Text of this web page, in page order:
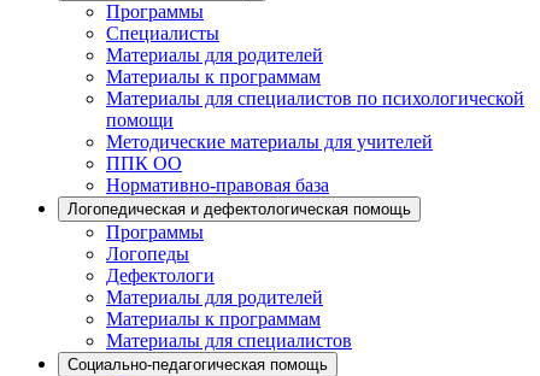
Программы
Специалисты
Материалы для родителей
Материалы к программам
Материалы для специалистов по психологической
помощи
Методические материалы для учителей
ППК ОО
Нормативно-правовая база
Логопедическая и дефектологическая помощь
Программы
Логопеды
Дефектологи
Материалы для родителей
Материалы к программам
Материалы для специалистов
Социально-педагогическая помощь